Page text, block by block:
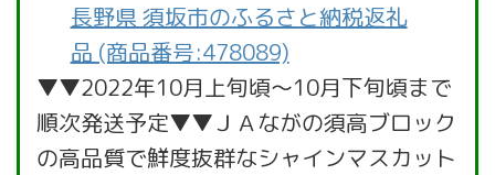
長野県 須坂市のふるさと納税返礼
品 (商品番号:478089)
▼▼2022年10月上旬頃～10月下旬頃まで
順次発送予定▼▼ＪＡながの須高ブロック
の高品質で鮮度抜群なシャインマスカット